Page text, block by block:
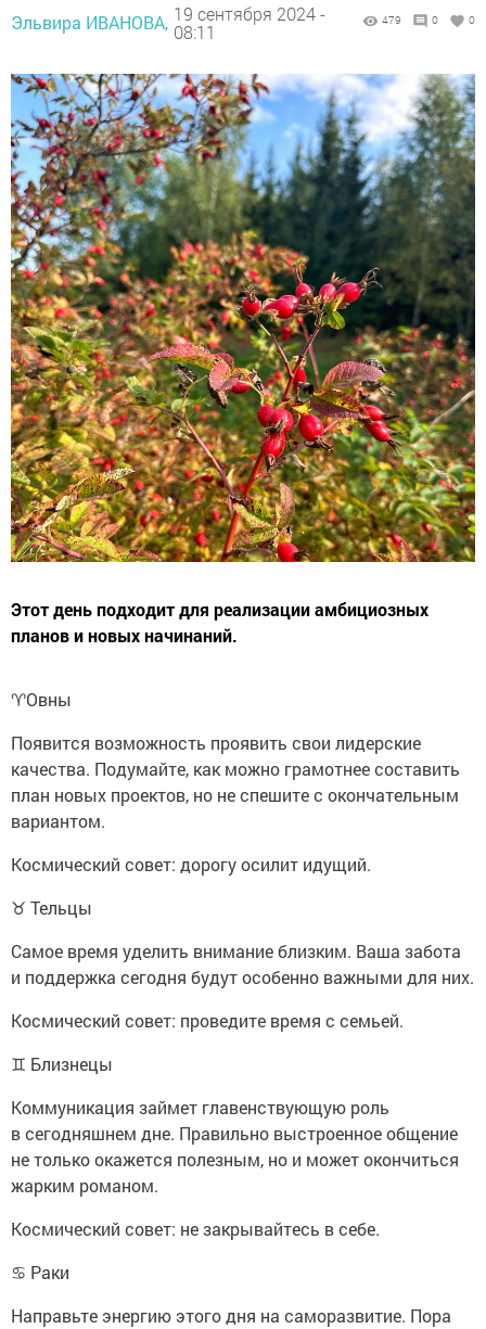
Эльвира ИВАНОВА, 19 сентября 2024 -
08:11
479 0 0
Этот день подходит для реализации амбициозных
планов и новых начинаний.
♈️Овны
Появится возможность проявить свои лидерские
качества. Подумайте, как можно грамотнее составить
план новых проектов, но не спешите с окончательным
вариантом.
Космический совет: дорогу осилит идущий.
♉ Тельцы
Самое время уделить внимание близким. Ваша забота
и поддержка сегодня будут особенно важными для них.
Космический совет: проведите время с семьей.
♊ Близнецы
Коммуникация займет главенствующую роль
в сегодняшнем дне. Правильно выстроенное общение
не только окажется полезным, но и может окончиться
жарким романом.
Космический совет: не закрывайтесь в себе.
♋ Раки
Направьте энергию этого дня на саморазвитие. Пора